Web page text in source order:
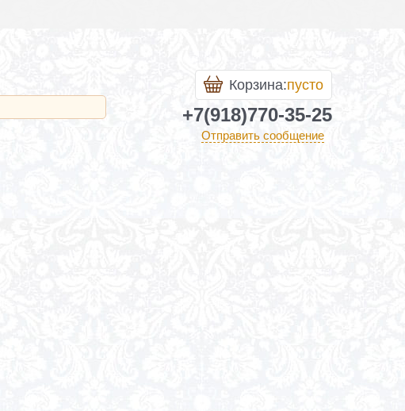
Корзина:пусто
+7(918)770-35-25
Отправить сообщение